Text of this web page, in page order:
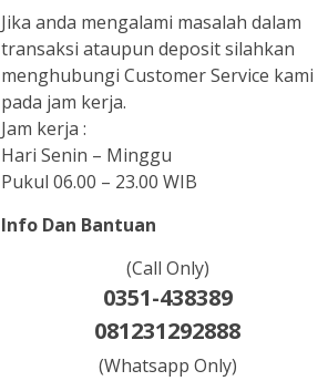
Jika anda mengalami masalah dalam
transaksi ataupun deposit silahkan
menghubungi Customer Service kami
pada jam kerja.
Jam kerja :
Hari Senin – Minggu
Pukul 06.00 – 23.00 WIB
Info Dan Bantuan
(Call Only)
0351-438389
081231292888
(Whatsapp Only)